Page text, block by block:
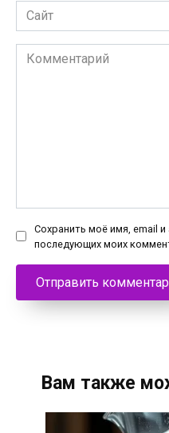
Сайт
Комментарий
Сохранить моё имя, email
последующих моих
Вам также